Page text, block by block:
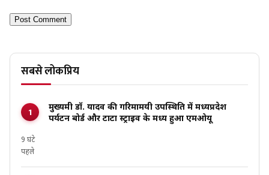
सबसे लोकप्रिय
मुख्यमंत्री डॉ. यादव की गरिमामयी उपस्थिति में मध्यप्रदेश
पर्यटन बोर्ड और टाटा स्ट्राइव के मध्य हुआ एमओयू
9 घंटे
पहले